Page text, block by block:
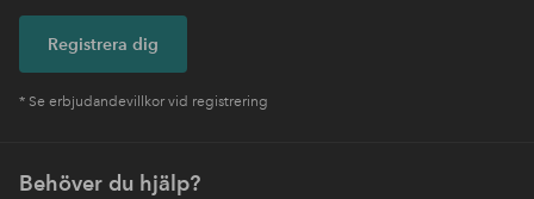
Registrera dig
* Se erbjudandevillkor vid registrering
Behöver du hjälp?